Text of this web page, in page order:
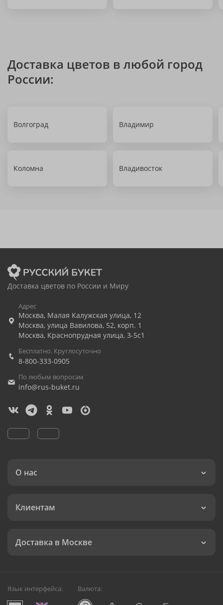
Доставка цветов в любой город
России:
Волгоград Владимир
Коломна Владивосток
Доставка цветов по России и Миру
Адрес
Москва, Малая Калужская улица, 12
Москва, улица Вавилова, 52, корп. 1
Москва, Краснопрудная улица, 3-5с1
Бесплатно. Круглосуточно
8-800-333-0905
По любым вопросам
info@rus-buket.ru
О нас
Клиентам
Доставка в Москве
Язык интерфейса: Валюта: